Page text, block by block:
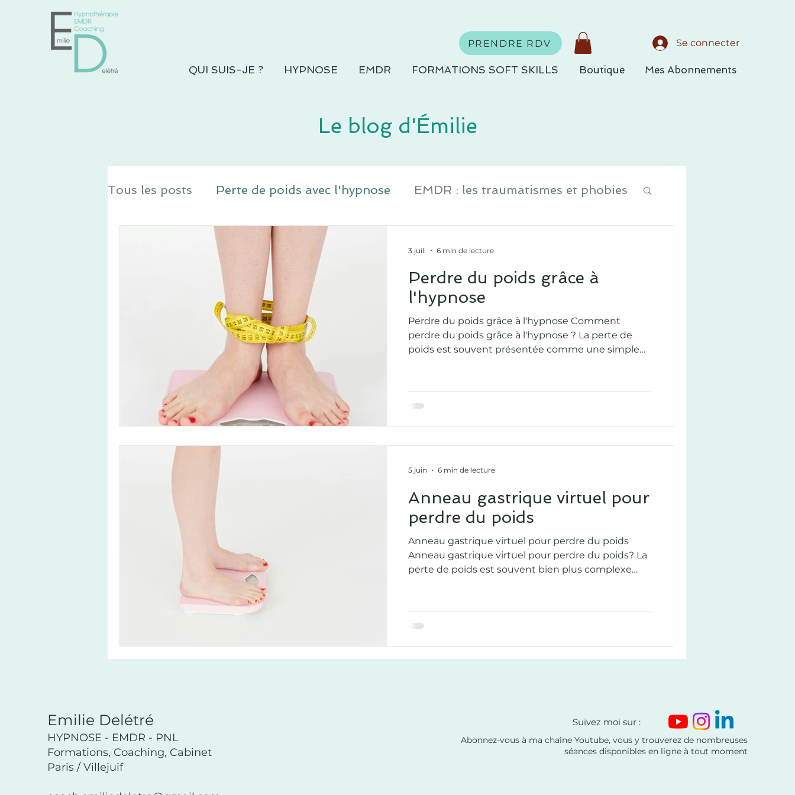
PRENDRE RDV Se connecter
QUI SUIS-JE ? HYPNOSE EMDR FORMATIONS SOFT SKILLS Boutique Mes Abonnements
Le blog d'Émilie
Tous les posts Perte de poids avec l'hypnose EMDR : les traumatismes et phobies
Hypnose pour dormir Hypnose pour gérer la douleur
Perdre du poids grâce à
l'hypnose
Perdre du poids grâce à l'hypnose Comment
perdre du poids grâce à l'hypnose ? La perte de
poids est souvent présentée comme une simple
nombreuses personnes constatent qu’après
plusieurs régimes, les kilos reviennent rapidement
l’alimentation ne dépend pas uniquement de la
3 juil. 6 min de lecture
Anneau gastrique virtuel pour
perdre du poids
Anneau gastrique virtuel pour perdre du poids
Anneau gastrique virtuel pour perdre du poids? La
perte de poids est souvent bien plus complexe
alimentaire ou les restrictions sans réussir à obtenir
des résultats durables. Dans de nombreux cas, le
5 juin 6 min de lecture
Emilie Delétré
HYPNOSE - EMDR - PNL
Formations, Coaching, Cabinet
Paris / Villejuif
Suivez moi sur :
Abonnez-vous à ma chaîne Youtube, vous y trouverez de nombreuses
séances disponibles en ligne à tout moment